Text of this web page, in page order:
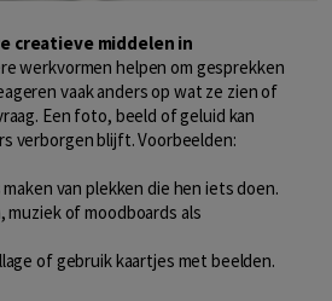
creatieve middelen in
werkvormen helpen om gesprekken
vaak anders op wat ze zien of
Een foto, beeld of geluid kan
verborgen blijft. Voorbeelden:
van plekken die hen iets doen.
muziek of moodboards als
of gebruik kaartjes met beelden.